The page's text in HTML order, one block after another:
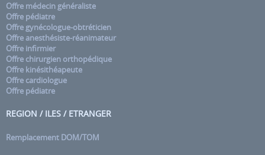
Offre médecin généraliste
Offre pédiatre
Offre gynécologue-obtréticien
Offre anesthésiste-réanimateur
Offre infirmier
Offre chirurgien orthopédique
Offre kinésithéapeute
Offre cardiologue
Offre pédiatre
REGION / ILES / ETRANGER
Remplacement DOM/TOM